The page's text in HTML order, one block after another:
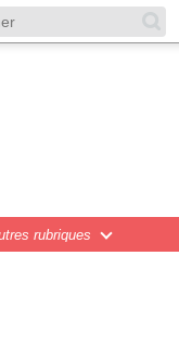
rubriques